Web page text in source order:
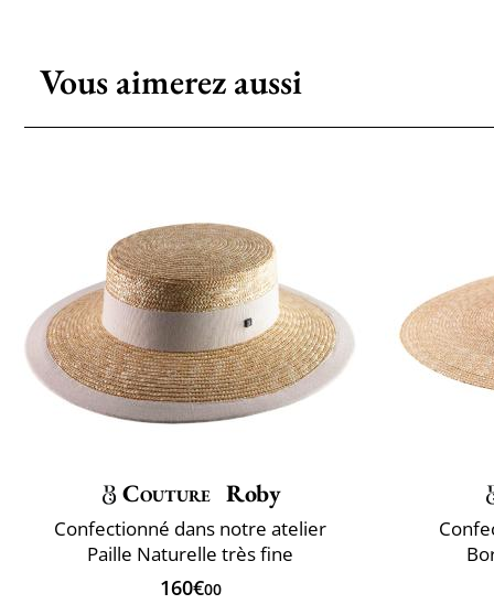
Vous aimerez aussi
Couture Roby
Confectionné dans notre atelier
Paille Naturelle très fine
160€00